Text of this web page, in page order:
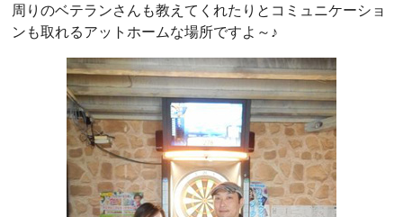
周りのベテランさんも教えてくれたりとコミュニケーショ
ンも取れるアットホームな場所ですよ～♪